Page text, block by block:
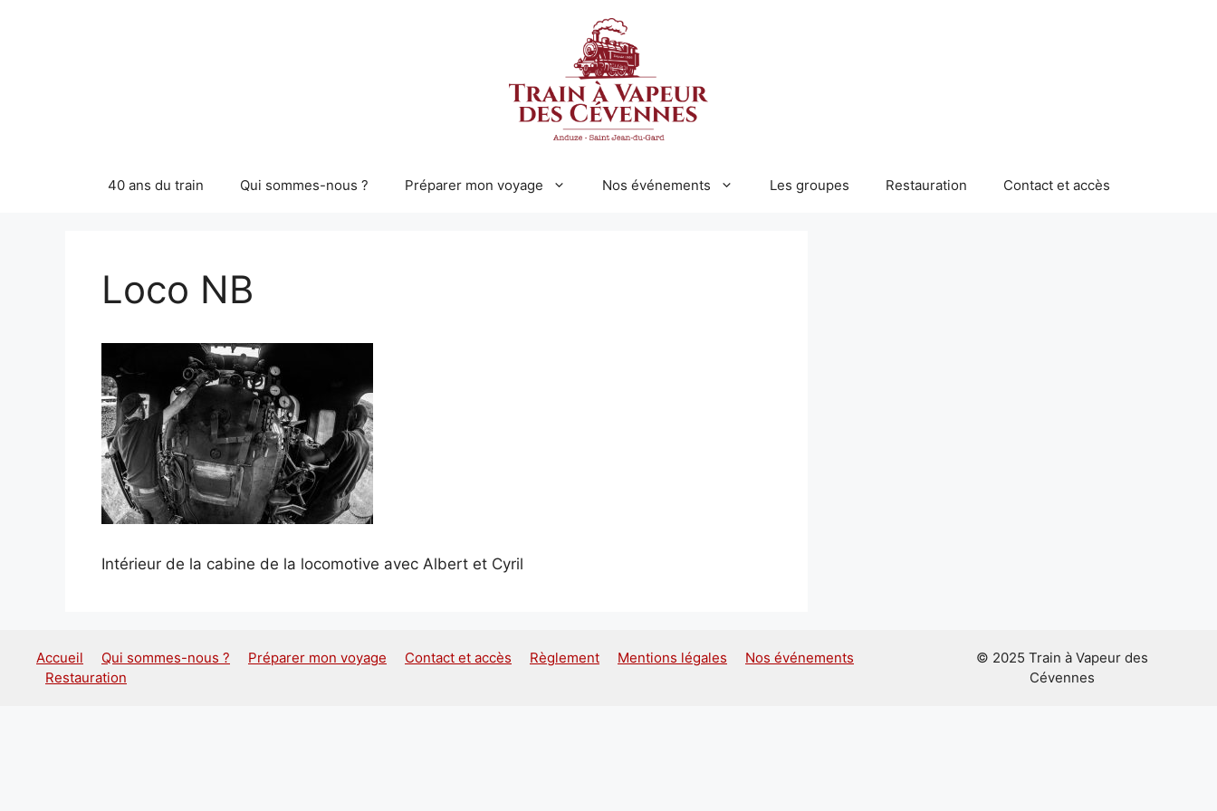
40 ans du train Qui sommes-nous ? Préparer mon voyage Nos événements Les groupes Restauration Contact et accès
Loco NB
Intérieur de la cabine de la locomotive avec Albert et Cyril
Accueil Qui sommes-nous ? Préparer mon voyage Contact et accès Règlement Mentions légales
Nos événements
Restauration
© 2025 Train à Vapeur des
Cévennes